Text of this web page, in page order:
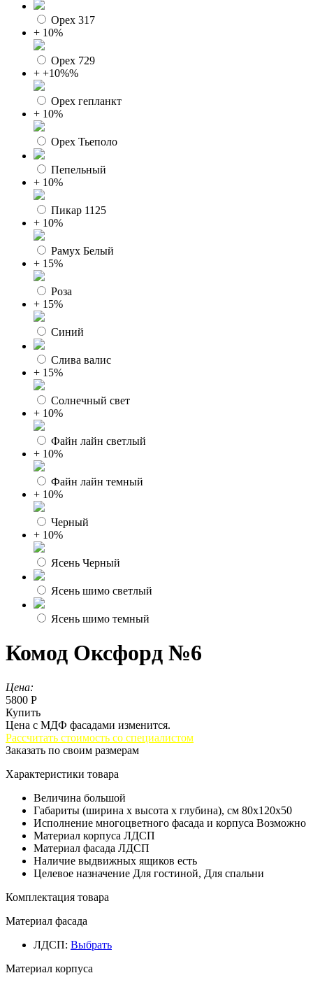
Орех 317
+ 10%
Орех 729
+ +10%%
Орех гепланкт
+ 10%
Орех Тьеполо
Пепельный
+ 10%
Пикар 1125
+ 10%
Рамух Белый
+ 15%
Роза
+ 15%
Синий
Слива валис
+ 15%
Солнечный свет
+ 10%
Файн лайн светлый
+ 10%
Файн лайн темный
+ 10%
Черный
+ 10%
Ясень Черный
Ясень шимо светлый
Ясень шимо темный
Комод Оксфорд №6
Цена:
5800 Р
Купить
Цена с МДФ фасадами изменится.
Рассчитать стоимость со специалистом
Заказать по своим размерам
Характеристики товара
Величина большой
Габариты (ширина х высота х глубина), см 80х120х50
Исполнение многоцветного фасада и корпуса Возможно
Материал корпуса ЛДСП
Материал фасада ЛДСП
Наличие выдвижных ящиков есть
Целевое назначение Для гостиной, Для спальни
Комплектация товара
Материал фасада
ЛДСП: Выбрать
Материал корпуса